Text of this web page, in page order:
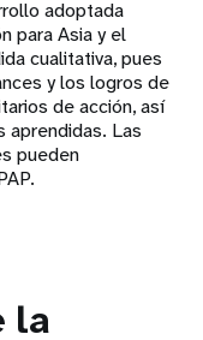
adoptada
para Asia y el
cualitativa, pues
y los logros de
de acción, así
aprendidas. Las
pueden
la